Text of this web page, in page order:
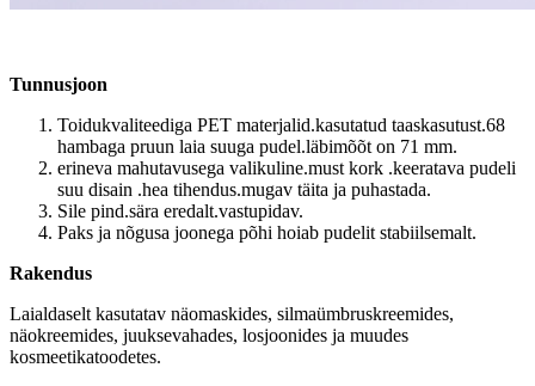
Tunnusjoon
Toidukvaliteediga PET materjalid.kasutatud taaskasutust.68
hambaga pruun laia suuga pudel.läbimõõt on 71 mm.
erineva mahutavusega valikuline.must kork .keeratava pudeli
suu disain .hea tihendus.mugav täita ja puhastada.
Sile pind.sära eredalt.vastupidav.
Paks ja nõgusa joonega põhi hoiab pudelit stabiilsemalt.
Rakendus
Laialdaselt kasutatav näomaskides, silmaümbruskreemides,
näokreemides, juuksevahades, losjoonides ja muudes
kosmeetikatoodetes.